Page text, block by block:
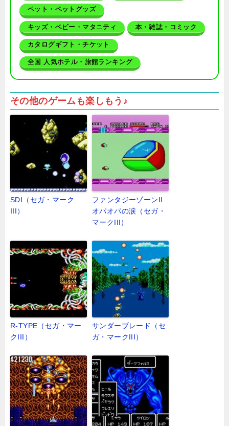
ペット・ペットグッズ
キッズ・ベビー・マタニティ 本・雑誌・コミック
カタログギフト・チケット
全国 人気ホテル・旅館ランキング
その他のゲームも楽しもう♪
SDI（セガ・マーク
III）
ファンタジーゾーンII
オパオパの涙（セガ・
マークIII）
R-TYPE（セガ・マー
クIII）
サンダーブレード（セ
ガ・マークIII）